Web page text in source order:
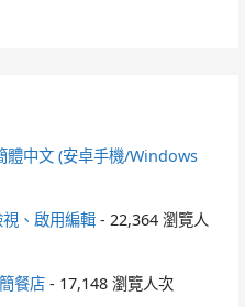
中文 (安卓手機/Windows
、啟用編輯 - 22,364 瀏覽人
餐店 - 17,148 瀏覽人次